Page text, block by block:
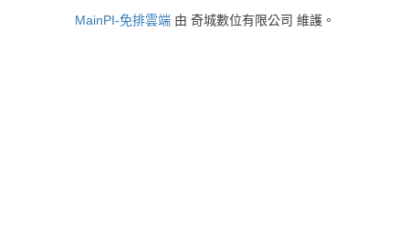
MainPI-免排雲端由 奇城數位有限公司 維護。